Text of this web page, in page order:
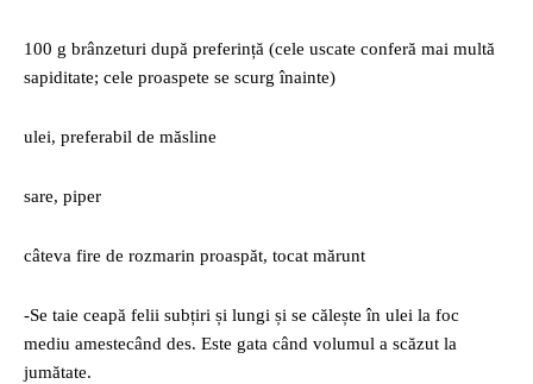
100 g brânzeturi după preferință (cele uscate conferă mai multă
sapiditate; cele proaspete se scurg înainte)
ulei, preferabil de măsline
sare, piper
câteva fire de rozmarin proaspăt, tocat mărunt
-Se taie ceapă felii subțiri și lungi și se călește în ulei la foc
mediu amestecând des. Este gata când volumul a scăzut la
jumătate.